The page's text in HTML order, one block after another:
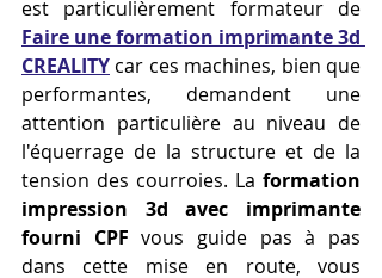
Faire une formation imprimante 3d
CREALITY car ces machines, bien que
performantes, demandent une
attention particulière au niveau de
l'équerrage de la structure et de la
tension des courroies. La formation
impression 3d avec imprimante
fourni CPF vous guide pas à pas
dans cette mise en route, vous